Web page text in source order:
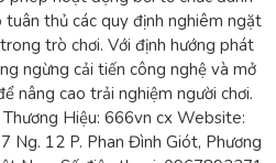
thủ các quy định nghiêm ngặt
trò chơi. Với định hướng phát
ngừng cải tiến công nghệ và mở
nâng cao trải nghiệm người chơi.
Hiệu: 666vn cx Website:
Ng. 12 P. Phan Đình Giót, Phương